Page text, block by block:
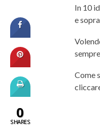
In 10
e
Come
0
SHARES